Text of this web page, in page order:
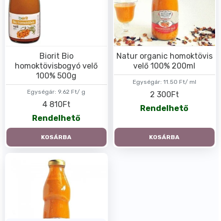
Egységár: 9.62 Ft/ g
Biorit Bio
homoktövisbogyó velő
100% 500g
4 810Ft
Rendelhető
KOSÁRBA
Egységár: 11.50 Ft/ ml
Natur organic homoktövis
velő 100% 200ml
2 300Ft
Rendelhető
KOSÁRBA